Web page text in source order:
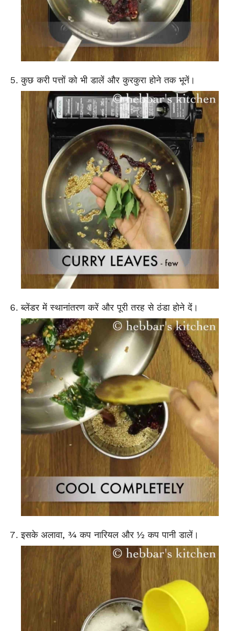
कुछ करी पत्तों को भी डालें और कुरकुरा होने तक भूनें।
ब्लेंडर में स्थानांतरण करें और पूरी तरह से ठंडा होने दें।
इसके अलावा, ¾ कप नारियल और ½ कप पानी डालें।